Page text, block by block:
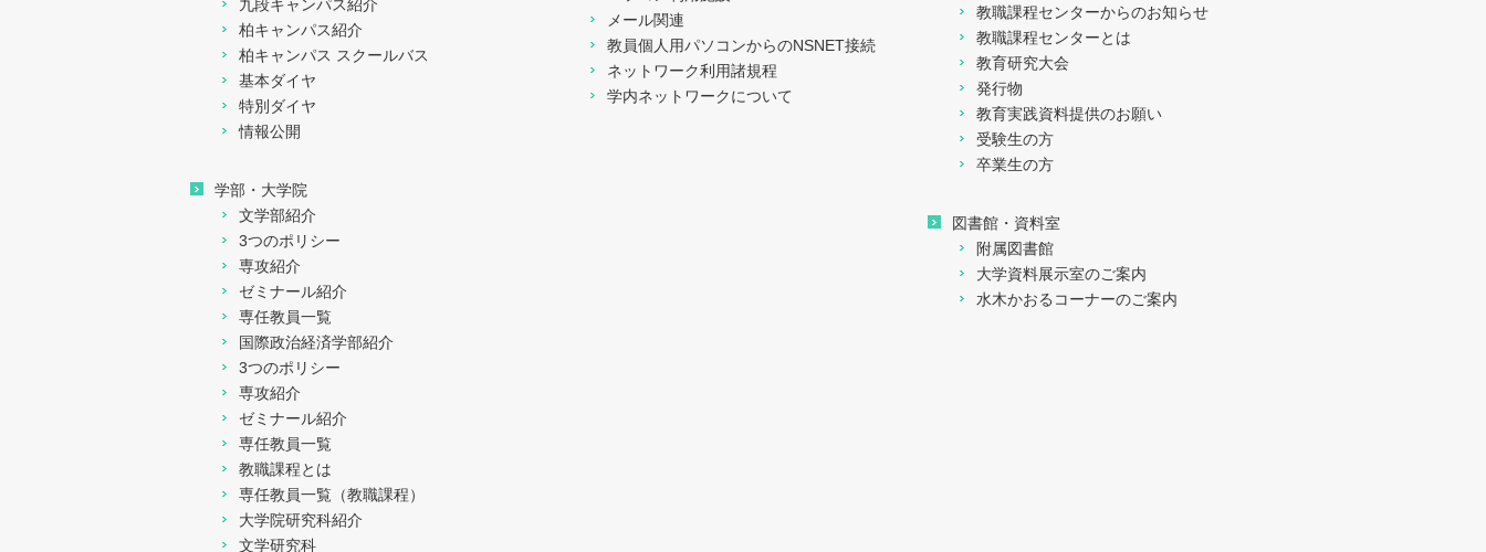
九段キャンパス紹介
柏キャンパス紹介
柏キャンパス スクールバス
基本ダイヤ
特別ダイヤ
情報公開
学部・大学院
文学部紹介
3つのポリシー
専攻紹介
ゼミナール紹介
専任教員一覧
国際政治経済学部紹介
3つのポリシー
専攻紹介
ゼミナール紹介
専任教員一覧
教職課程とは
専任教員一覧（教職課程）
大学院研究科紹介
文学研究科
メール関連
教員個人用パソコンからのNSNET接続
ネットワーク利用諸規程
学内ネットワークについて
教職課程センターからのお知らせ
教職課程センターとは
教育研究大会
発行物
教育実践資料提供のお願い
受験生の方
卒業生の方
図書館・資料室
附属図書館
大学資料展示室のご案内
水木かおるコーナーのご案内